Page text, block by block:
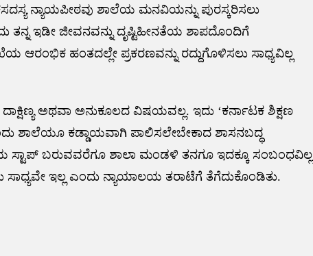
ನ್ಯಾಯಪೀಠವು ಶಾಲೆಯ ಮನವಿಯನ್ನು ಪುರಸ್ಕರಿಸಲು
ಇಡೀ ಜೀವನವನ್ನು ದೃಷ್ಟಿಹೀನತೆಯ ಶಾಪದೊಂದಿಗೆ
ಹಂತದಲ್ಲೇ ಪ್ರಕರಣವನ್ನು ರದ್ದುಗೊಳಿಸಲು ಸಾಧ್ಯವಿಲ್ಲ
ದಾಕ್ಷಿಣ್ಯ ಅಥವಾ ಅನುಕೂಲದ ವಿಷಯವಲ್ಲ. ಇದು ‘ಕರ್ನಾಟಕ ಶಿಕ್ಷಣ
ಶಾಲೆಯೂ ಕಡ್ಡಾಯವಾಗಿ ಪಾಲಿಸಲೇಬೇಕಾದ ಶಾಸನಬದ್ಧ
ಬರುವವರೆಗೂ ಶಾಲಾ ಮಂಡಳಿ ತನಗೂ ಇದಕ್ಕೂ ಸಂಬಂಧವಿಲ್ಲ
ಇಲ್ಲ ಎಂದು ನ್ಯಾಯಾಲಯ ತರಾಟೆಗೆ ತೆಗೆದುಕೊಂಡಿತು.